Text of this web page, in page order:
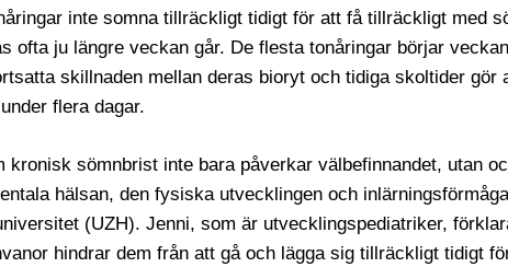
inte somna tillräckligt tidigt för att få tillräckligt med
ofta ju längre veckan går. De flesta tonåringar börjar
skillnaden mellan deras bioryt och tidiga skoltider gör
flera dagar.
kronisk sömnbrist inte bara påverkar välbefinnandet, utan
hälsan, den fysiska utvecklingen och
(UZH). Jenni, som är utvecklingspediatriker,
hindrar dem från att gå och lägga sig tillräckligt tidigt